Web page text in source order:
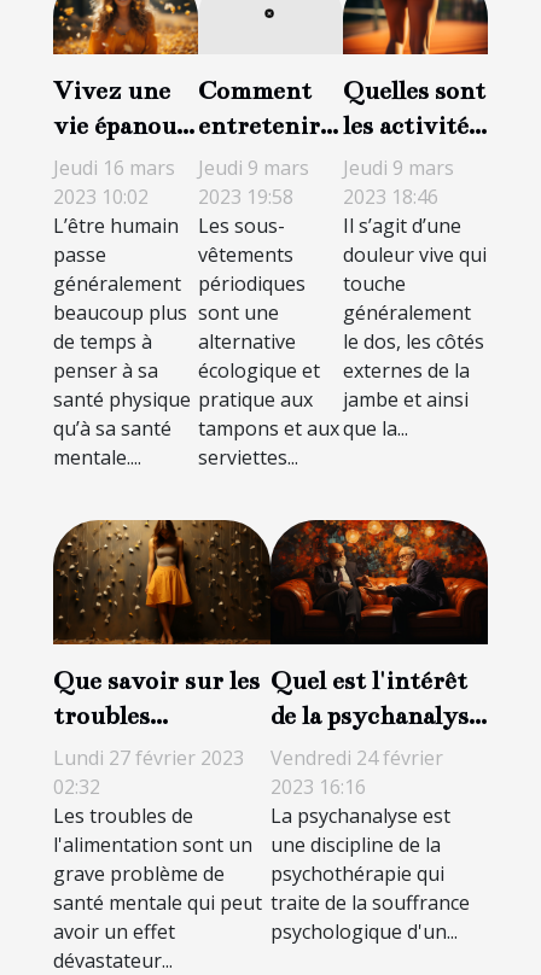
Vivez une
vie épanouie
avec moins
de stress et
de
dépression :
Découvrez
les aptitudes
à adopter
pour avoir
une bonne
santé
Jeudi 16 mars
2023 10:02
L’être humain
passe
généralement
beaucoup plus
de temps à
penser à sa
santé physique
qu’à sa santé
mentale....
Comment
entretenir
sa culotte
menstruelle
?
Jeudi 9 mars
2023 19:58
Les sous-
vêtements
périodiques
sont une
alternative
écologique et
pratique aux
tampons et aux
serviettes...
Quelles sont
les activités
sportives à
faire et à
éviter en cas
de sciatique
?
Jeudi 9 mars
2023 18:46
Il s’agit d’une
douleur vive qui
touche
généralement
le dos, les côtés
externes de la
jambe et ainsi
que la...
Que savoir sur les
troubles
alimentaires ?
Lundi 27 février 2023
02:32
Les troubles de
l'alimentation sont un
grave problème de
santé mentale qui peut
avoir un effet
dévastateur...
Quel est l'intérêt
de la psychanalyse
?
Vendredi 24 février
2023 16:16
La psychanalyse est
une discipline de la
psychothérapie qui
traite de la souffrance
psychologique d'un...